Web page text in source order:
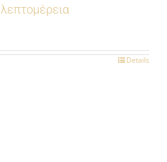
λεπτομέρεια
Details